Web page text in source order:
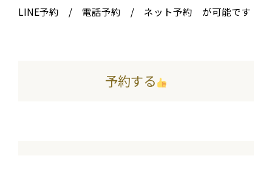
LINE予約 / 電話予約 / ネット予約 が可能です
予約する